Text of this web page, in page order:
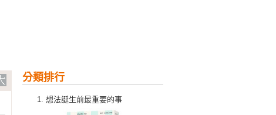
分類排行
想法誕生前最重要的事